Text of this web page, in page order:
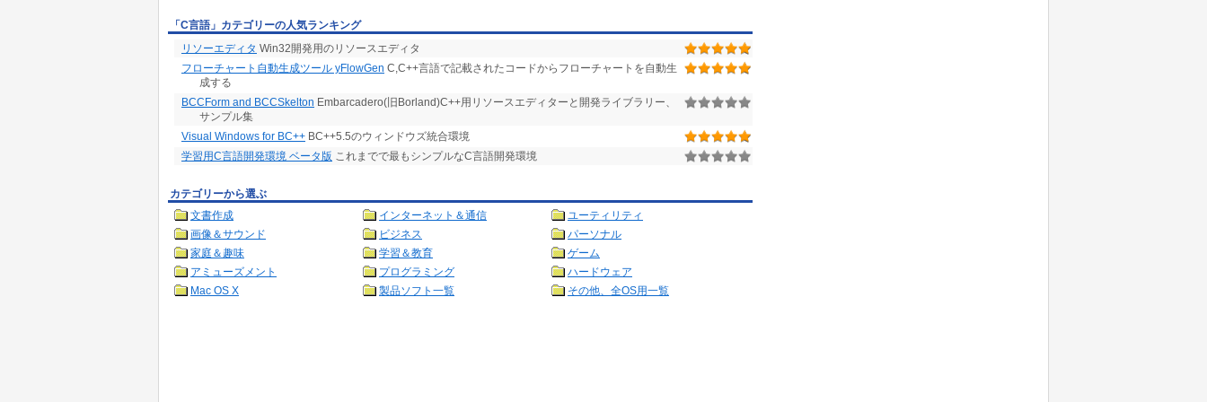
「C言語」カテゴリーの人気ランキング
リソーエディタ Win32開発用のリソースエディタ
フローチャート自動生成ツール yFlowGen C,C++言語で記載されたコードからフローチャートを自動生
成する
BCCForm and BCCSkelton Embarcadero(旧Borland)C++用リソースエディターと開発ライブラリー、
サンプル集
Visual Windows for BC++ BC++5.5のウィンドウズ統合環境
学習用C言語開発環境 ベータ版 これまでで最もシンプルなC言語開発環境
カテゴリーから選ぶ
文書作成
インターネット＆通信
ユーティリティ
画像＆サウンド
ビジネス
パーソナル
家庭＆趣味
学習＆教育
ゲーム
アミューズメント
プログラミング
ハードウェア
Mac OS X
製品ソフト一覧 その他、全OS用一覧